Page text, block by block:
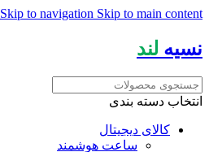
Skip to navigation Skip to main content
نسیه لند
انتخاب دسته بندی
کالای دیجیتال
ساعت هوشمند